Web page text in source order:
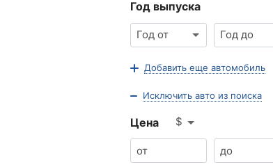
Год выпуска
Год от Год до
Добавить еще автомобиль
Исключить авто из поиска
Цена $